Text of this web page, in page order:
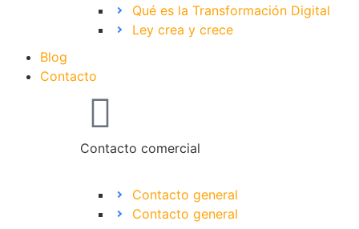
Qué es la Transformación Digital
Ley crea y crece
Blog
Contacto
Contacto comercial
Contacto general
Contacto general